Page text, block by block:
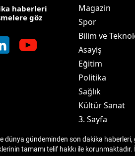
Erzurum
Gümüşhane
Isparta
haberleri
göz
Magazin
Spor
Bilim ve
Asayiş
Eğitim
Politika
Sağlık
Kültür Sanat
3. Sayfa
dünya gündeminden son dakika
tamamı telif hakkı ile